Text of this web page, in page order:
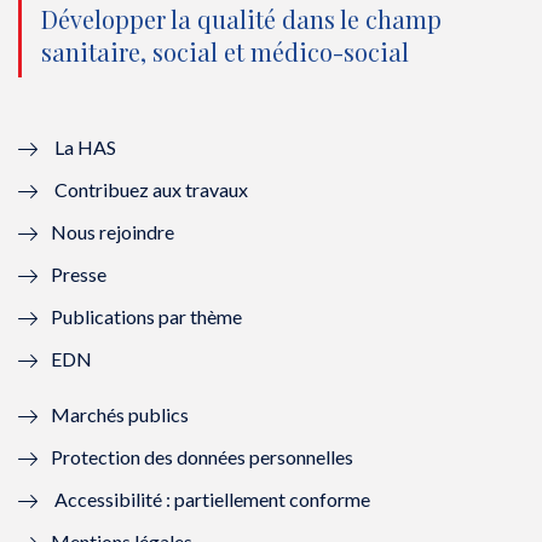
o
u
l
l
f
n
ê
t
n
o
e
e
n
ê
o
u
ê
t
n
o
ê
Développer la qualité dans le champ
sanitaire, social et médico-social
La HAS
Contribuez aux travaux
Nous rejoindre
Presse
Publications par thème
EDN
Marchés publics
Protection des données personnelles
Accessibilité : partiellement conforme